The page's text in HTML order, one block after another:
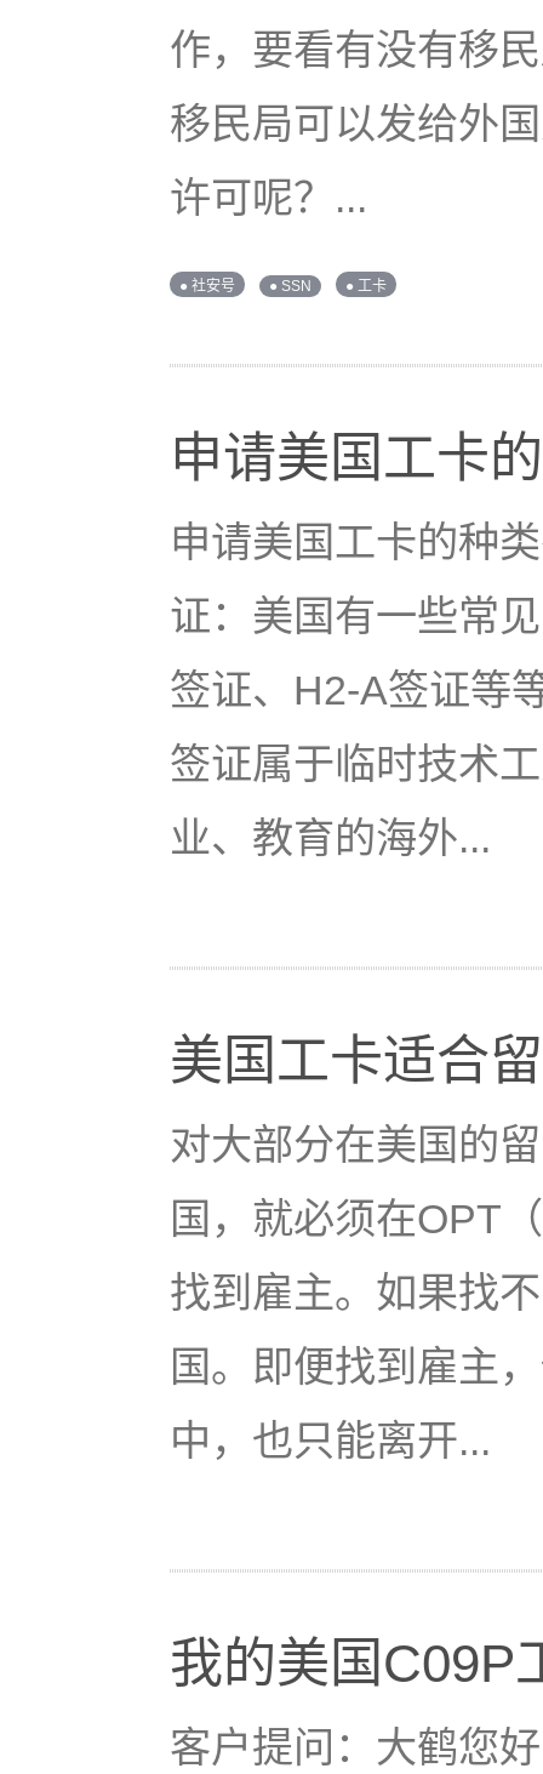
作，要看有没有移
移民局可以发给外
许可呢？...
● 社安号 ● SSN ● 工卡
申请美国工卡
申请美国工卡的种
证：美国有一些常
签证、H2-A签证等
签证属于临时技术
业、教育的海外...
美国工卡适合
对大部分在美国的
国，就必须在OPT
找到雇主。如果找
国。即便找到雇主
中，也只能离开...
我的美国C09P
客户提问：大鹤您